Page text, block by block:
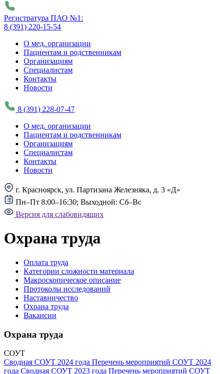
Регистратура ПАО №1:
8 (391) 220-15-54
О мед. организации
Пациентам и родственникам
Организациям
Специалистам
Контакты
Новости
8 (391) 228-07-47
О мед. организации
Пациентам и родственникам
Организациям
Специалистам
Контакты
Новости
г. Красноярск, ул. Партизана Железняка, д. 3 «Д»
Пн–Пт 8:00–16:30; Выходной: Сб–Вс
Версия для слабовидящих
Охрана труда
Оплата труда
Категории сложности материала
Макроскопическое описание
Протоколы исследований
Наставничество
Охрана труда
Вакансии
Охрана труда
СОУТ
Сводная СОУТ 2024 года Перечень мероприятий СОУТ 2024
года Сводная СОУТ 2023 года Перечень мероприятий СОУТ